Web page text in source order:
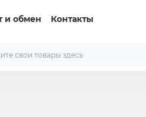
и обмен Контакты